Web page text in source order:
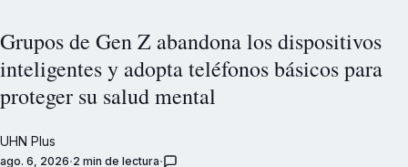
Grupos de Gen Z abandona los dispositivos
inteligentes y adopta teléfonos básicos para
proteger su salud mental
UHN Plus
ago. 6, 2026 2 min de lectura